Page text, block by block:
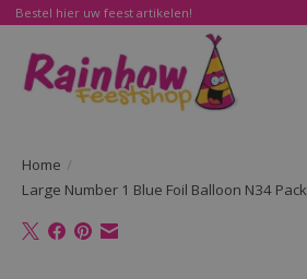
Bestel hier uw feest artikelen!
Home /
Large Number 1 Blue Foil Balloon N34